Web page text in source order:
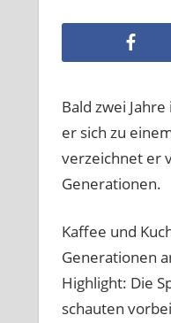
Bald zwei
er sich zu
verzeichnet er
Generationen.
Kaffee und
Generationen
Highlight: Die
schauten